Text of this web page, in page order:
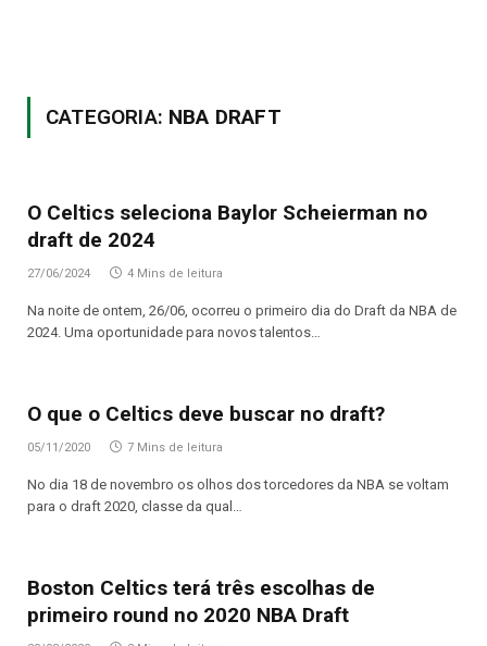
CATEGORIA: NBA DRAFT
O Celtics seleciona Baylor Scheierman no
draft de 2024
27/06/2024 4 Mins de leitura
Na noite de ontem, 26/06, ocorreu o primeiro dia do Draft da NBA de
2024. Uma oportunidade para novos talentos…
O que o Celtics deve buscar no draft?
05/11/2020 7 Mins de leitura
No dia 18 de novembro os olhos dos torcedores da NBA se voltam
para o draft 2020, classe da qual…
Boston Celtics terá três escolhas de
primeiro round no 2020 NBA Draft